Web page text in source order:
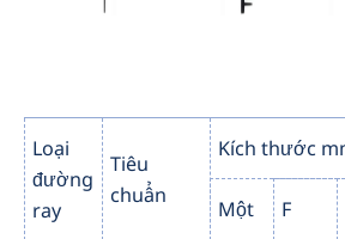
Loại
đường
ray
Tiêu
chuẩn
Kích thước
Một F